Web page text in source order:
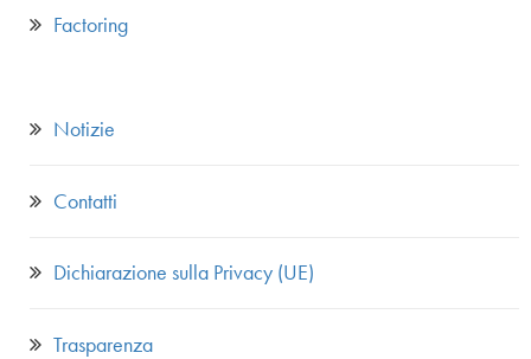
Factoring
Notizie
Contatti
Dichiarazione sulla Privacy (UE)
Trasparenza